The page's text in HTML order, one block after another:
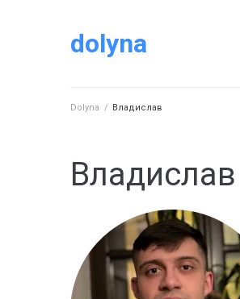
dolyna
Dolyna / Владислав
Владислав